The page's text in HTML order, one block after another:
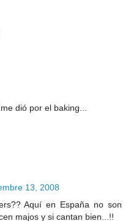
dió por el baking...
13, 2008
Aquí en España no son
majos y si cantan bien...!!